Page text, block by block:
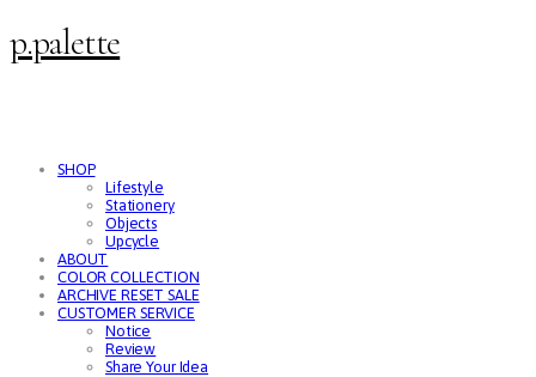
p.palette
SHOP
Lifestyle
Stationery
Objects
Upcycle
ABOUT
COLOR COLLECTION
ARCHIVE RESET SALE
CUSTOMER SERVICE
Notice
Review
Share Your Idea